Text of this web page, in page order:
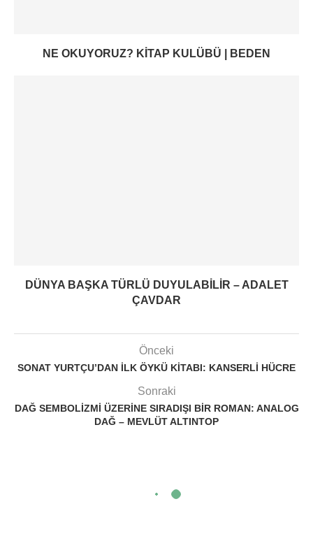
NE OKUYORUZ? KITAP KULÜBÜ | BEDEN
DÜNYA BAŞKA TÜRLÜ DUYULABILIR – ADALET
ÇAVDAR
Önceki
SONAT YURTÇU’DAN ILK ÖYKÜ KITABI: KANSERLI HÜCRE
Sonraki
DAĞ SEMBOLIZMI ÜZERINE SIRADIŞI BIR ROMAN: ANALOG
DAĞ – MEVLÜT ALTINTOP